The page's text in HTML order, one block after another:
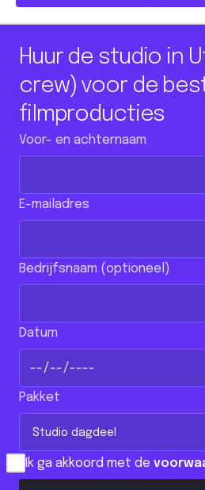
Huur de studio in
crew) voor de
filmproducties
Voor- en achternaam
E-mailadres
Bedrijfsnaam (optioneel)
Datum
Pakket
Ik ga akkoord met de